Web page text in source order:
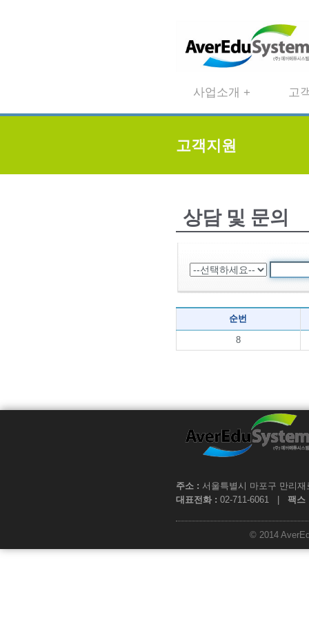
사업소개 + 고
고객지원
상담 및 문의
순번
8
주소 : 서울특별시 마포구 만리
대표전화 : 02-711-6061 | 팩스
© 2014